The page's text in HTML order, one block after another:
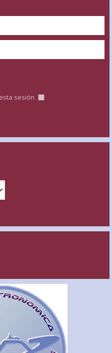
sesión